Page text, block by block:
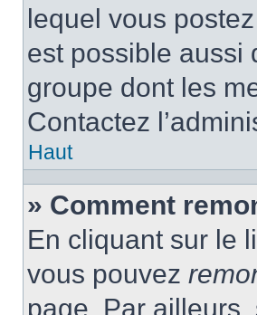
lequel vous
est possible aussi
groupe dont les
Contactez
Haut
» Comment
En cliquant sur le
vous pouvez
page. Par